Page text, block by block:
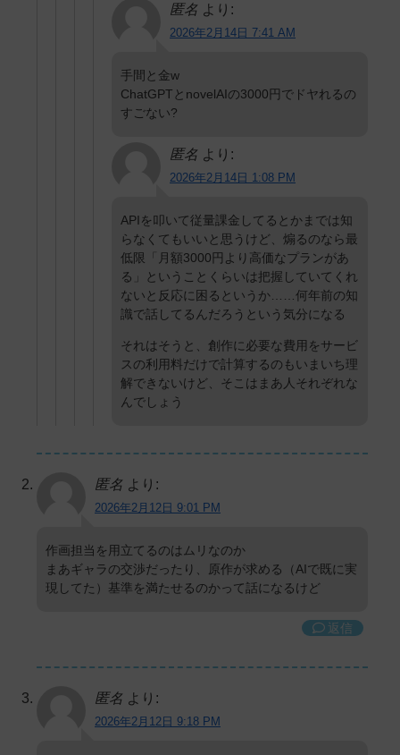
匿名 より:
2026年2月14日 7:41 AM
手間と金w
ChatGPTとnovelAIの3000円でドヤれるの
すごない?
匿名 より:
2026年2月14日 1:08 PM
APIを叩いて従量課金してるとかまでは知
らなくてもいいと思うけど、煽るのなら最
低限「月額3000円より高価なプランがあ
る」ということくらいは把握していてくれ
ないと反応に困るというか……何年前の知
識で話してるんだろうという気分になる
それはそうと、創作に必要な費用をサービ
スの利用料だけで計算するのもいまいち理
解できないけど、そこはまあ人それぞれな
んでしょう
匿名 より:
2026年2月12日 9:01 PM
作画担当を用立てるのはムリなのか
まあギャラの交渉だったり、原作が求める（AIで既に実
現してた）基準を満たせるのかって話になるけど
返信
匿名 より:
2026年2月12日 9:18 PM